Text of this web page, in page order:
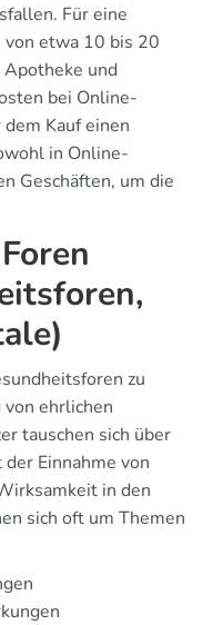
Für eine
von etwa 10 bis 20
Apotheke und
bei Online-
Kauf einen
in Online-
Geschäften, um die
zu
ehrlichen
tauschen sich über
Einnahme von
in den
sich oft um Themen